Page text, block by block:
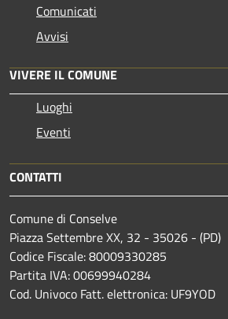
Comunicati
Avvisi
VIVERE IL COMUNE
Luoghi
Eventi
CONTATTI
Comune di Conselve
Piazza Settembre XX, 32 - 35026 - (PD)
Codice Fiscale: 80009330285
Partita IVA: 00699940284
Cod. Univoco Fatt. elettronica: UF9YOD